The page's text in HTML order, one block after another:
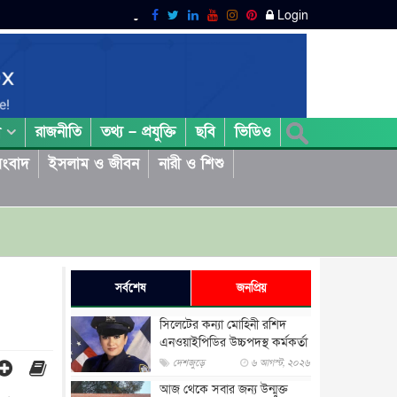
Login
রাজনীতি তথ্য – প্রযুক্তি ছবি
ভিডিও
ইসলাম ও জীবন
নারী ও শিশু
সর্বশেষ জনপ্রিয়
সিলেটের কন্যা মোহিনী রশিদ
এনওয়াইপিডির উচ্চপদস্থ কর্মকর্তা
দেশজুড়ে ৬ আগস্ট, ২০২৬
আজ থেকে সবার জন্য উন্মুক্ত